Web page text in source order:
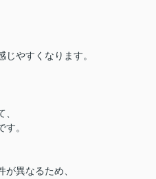
やすくなります。
。
異なるため、